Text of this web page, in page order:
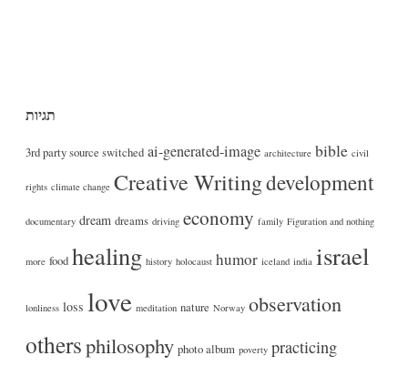
תגיות
3rd party source switched ai-generated-image architecture bible civil
rights climate change Creative Writingdevelopment
documentary dream dreams driving economy family Figuration and nothing
more food healing history holocaust humor iceland india israel
lonliness loss love meditation nature Norway observation
othersphilosophy photo album poverty practicing